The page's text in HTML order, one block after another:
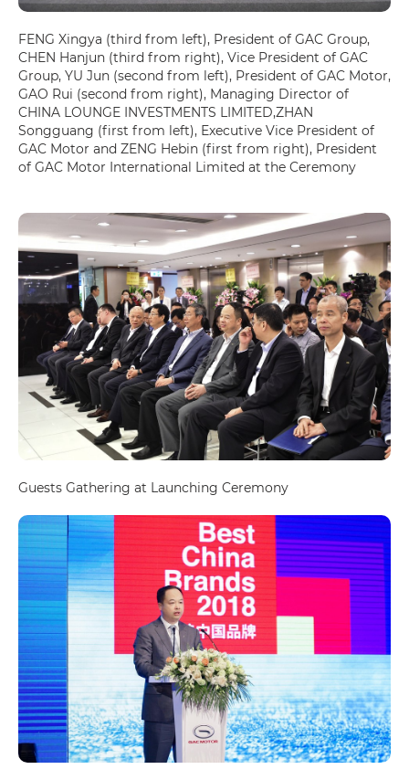
FENG Xingya (third from left), President of GAC Group,
CHEN Hanjun (third from right), Vice President of GAC
Group, YU Jun (second from left), President of GAC Motor,
GAO Rui (second from right), Managing Director of
CHINA LOUNGE INVESTMENTS LIMITED,ZHAN
Songguang (first from left), Executive Vice President of
GAC Motor and ZENG Hebin (first from right), President
of GAC Motor International Limited at the Ceremony
Guests Gathering at Launching Ceremony